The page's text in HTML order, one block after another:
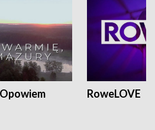
RoweLOVE